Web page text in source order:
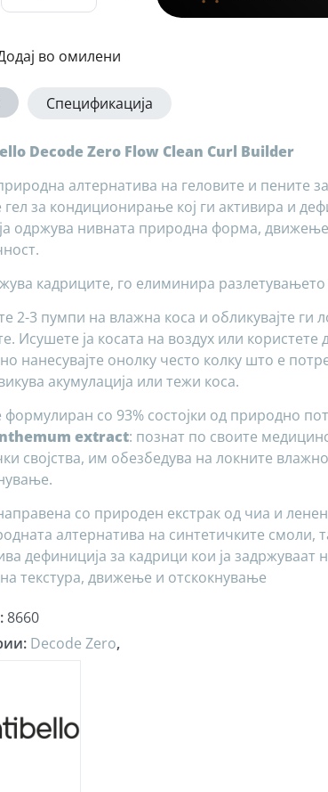
во омилени
Спецификација
Decode Zero Flow Clean Curl Builder
алтернатива на геловите и пените
за кондиционирање кој ги активира и
одржува нивната природна форма,
кадриците, го елиминира разлетувањето
2-3 пумпи на влажна коса и обликувајте ги
Исушете ја косата на воздух или користете
нанесувајте онолку често колку што е
акумулација или тежи коса.
со 93% состојки од природно
extract: познат по своите
својства, им обезбедува на локните
со природен екстрак од чиа и
алтернатива на синтетичките смоли,
дефиниција за кадрици кои ја задржуваат
текстура, движење и отскокнување
:8660
: Decode Zero,